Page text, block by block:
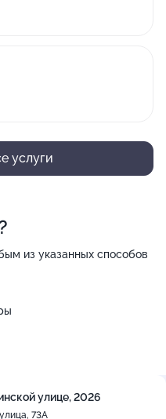
услуги
из указанных способов
улице, 2026
73А